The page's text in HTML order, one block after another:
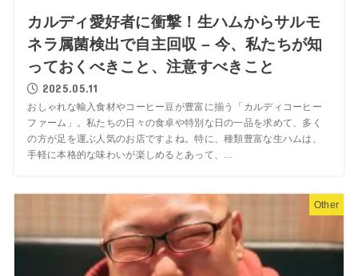
カルディ愛好者に衝撃！生ハムからサルモ
ネラ属菌検出で自主回収 – 今、私たちが知
っておくべきこと、注意すべきこと
2025.05.11
おしゃれな輸入食材やコーヒー豆が豊富に揃う「カルディコーヒー
ファーム」。私たちの日々の食卓や特別な日の一品を求めて、多く
の方が足を運ぶ人気のお店ですよね。特に、種類豊富な生ハムは、
手軽に本格的な味わいが楽しめるとあって、...
Other